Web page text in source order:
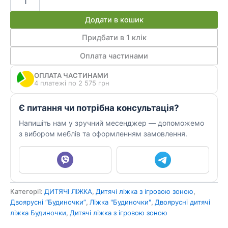
ліжко
ДМО
А
Додати в кошик
Придбати в 1 клік
Оплата частинами
ОПЛАТА ЧАСТИНАМИ
4 платежі по 2 575 грн
Є питання чи потрібна консультація?
Напишіть нам у зручний месенджер — допоможемо
з вибором меблів та оформленням замовлення.
Категорії: ДИТЯЧІ ЛІЖКА, Дитячі ліжка з ігровою зоною,
Двоярусні “Будиночки”, Ліжка "Будиночки", Двоярусні дитячі
ліжка Будиночки, Дитячі ліжка з ігровою зоною